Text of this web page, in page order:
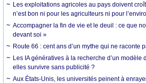
Les exploitations agricoles au pays doivent
n’est bon ni pour les agriculteurs ni pour
Accompagner la fin de vie et le deuil : ce que
devant soi »
Route 66 : cent ans d’un mythe qui ne raconte
Les IA génératives à la recherche d’un modèle
elles survivre sans publicité ?
Aux États-Unis, les universités peinent à